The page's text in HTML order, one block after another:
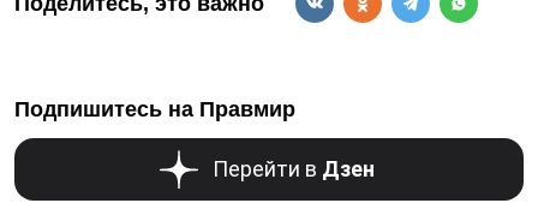
Подпишитесь на Правмир
Перейти в Дзен